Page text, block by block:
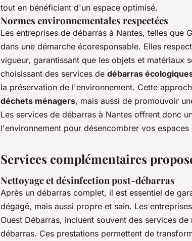
tout en bénéficiant d'un espace optimisé.
Normes environnementales respectées
Les entreprises de débarras à Nantes, telles que
dans une démarche écoresponsable. Elles
vigueur, garantissant que les objets et matériaux
choisissant des services de débarras
la préservation de l'environnement. Cette
déchets ménagers, mais aussi de promouvoir
Les services de débarras à Nantes offrent donc
l'environnement pour désencombrer vos
Services complémentaires
Nettoyage et désinfection post-débarras
Après un débarras complet, il est essentiel de
dégagé, mais aussi propre et sain. Les
Ouest Débarras, incluent souvent des services de
débarras. Ces prestations permettent de